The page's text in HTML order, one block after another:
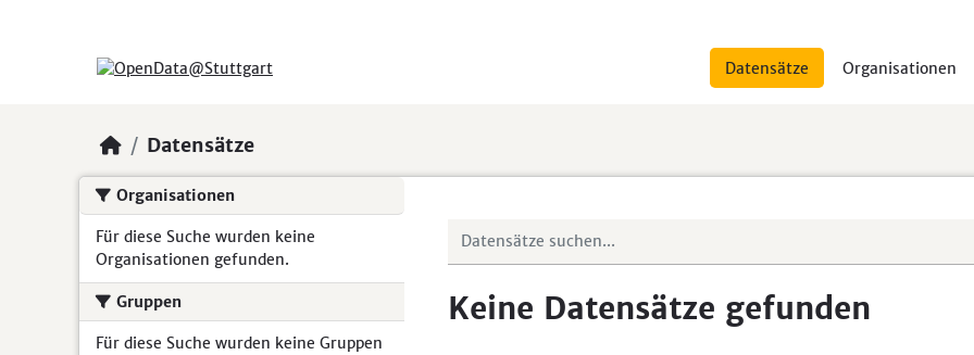
Datensätze Organisationen
Datensätze
Organisationen
Für diese Suche wurden keine
Organisationen gefunden.
Gruppen
Für diese Suche wurden keine Gruppen
Keine Datensätze gefunden